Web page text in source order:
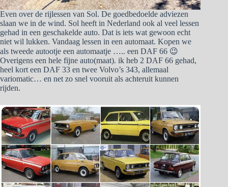
Even over de rijlessen van Sol. De goedbedoelde adviezen
slaan we in de wind. Sol heeft in Nederland ook al veel lessen
gehad in een geschakelde auto. Dat is iets wat gewoon echt
niet wil lukken. Vandaag lessen in een automaat. Kopen we
als tweede autootje een automaatje ….. een DAF 66 😉
Overigens een hele fijne auto(maat). ik heb 2 DAF 66 gehad,
heel kort een DAF 33 en twee Volvo’s 343, allemaal
variomatic… en net zo snel vooruit als achteruit kunnen
rijden.